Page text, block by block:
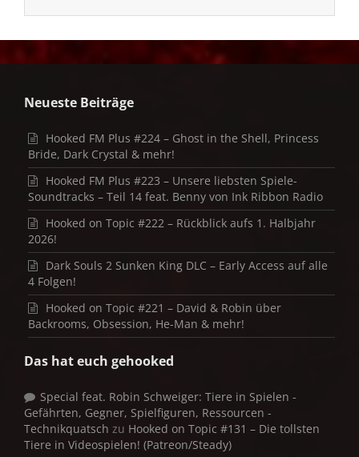
Neueste Beiträge
Hooked FM Plus #224 – Ghost in the Shell, Princess
Bride, Dark Crystal & mehr!
Hooked FM Plus #223 – Unsere liebsten Spiele-
Soundtracks – Teil 14 feat. Benny von Ink Ribbon Radio
Hooked on Topic #222 – Rückblick aufs 1. Halbjahr
2026!
Dark Souls 2 Sunken King DLC – Early Access auf alle
4 Folgen!
Hooked on Topic #221 – David & Robin über
Backrooms, Obsession, He-Man & mehr!
Das hat euch gehooked
Special feat. Robin Schweiger: Tiere in Spielen -
Gefährten, Gegner, Spielfiguren, Ressourcen -
Technikquatsch zu Hooked on Topic #131 – Die tollsten
Tiere in Videospielen! (Patreon/Steady)